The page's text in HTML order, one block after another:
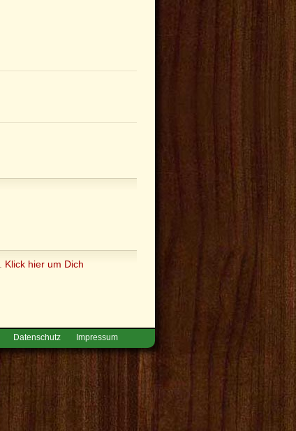
Klick hier um Dich
Datenschutz Impressum